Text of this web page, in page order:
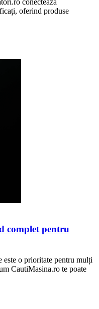
conectează
oferind produse
complet pentru
este o prioritate pentru mulți
CautiMasina.ro te poate